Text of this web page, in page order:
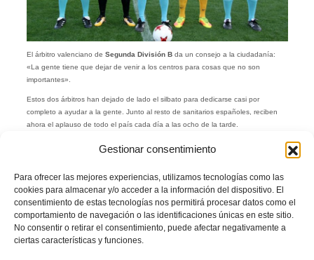
Gestionar consentimiento
Para ofrecer las mejores experiencias, utilizamos tecnologías como las
cookies para almacenar y/o acceder a la información del dispositivo. El
consentimiento de estas tecnologías nos permitirá procesar datos como el
comportamiento de navegación o las identificaciones únicas en este sitio.
No consentir o retirar el consentimiento, puede afectar negativamente a
ciertas características y funciones.
El árbitro valenciano de Segunda División B da un consejo a la ciudadanía:
«La gente tiene que dejar de venir a los centros para cosas que no son
importantes».
Estos dos árbitros han dejado de lado el silbato para dedicarse casi por
completo a ayudar a la gente. Junto al resto de sanitarios españoles, reciben
ahora el aplauso de todo el país cada día a las ocho de la tarde.
Lo agradecen y están concienciados de su importante labor.
Valencianapara hacer llegar el mensaje claro a toda la población: «Que la
gente se quede en casa, hay que frenar la curva del virus».
Facebook
TwitterCompartir